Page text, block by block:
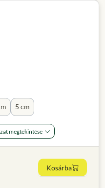
5 cm
megtekintése
Kosárba